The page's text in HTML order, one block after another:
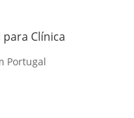
Clínica
Portugal